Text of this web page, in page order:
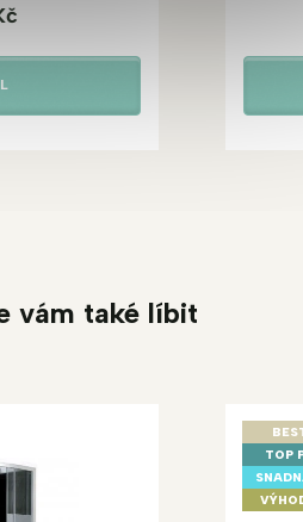
vám také líbit
TOP